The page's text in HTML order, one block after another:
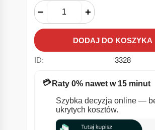
− +
DODAJ DO KOSZYKA
ID: 3328
💳 Raty 0% nawet w 15 minut
Szybka decyzja online —
ukrytych kosztów.